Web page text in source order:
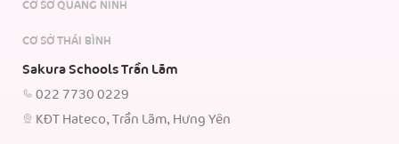
CƠ SỞ QUẢNG NINH
CƠ SỞ THÁI BÌNH
Sakura Schools Trần Lãm
022 7730 0229
KĐT Hateco, Trần Lãm, Hưng Yên